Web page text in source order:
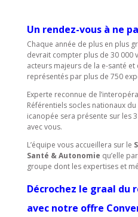
Un rendez-vous à ne
Chaque année de plus en plus
devrait compter plus de 30 000
acteurs majeurs de la e-santé
représentés par plus de 750
Experte reconnue de
Référentiels socles nationaux
icanopée sera présente sur les
avec vous.
L’équipe vous accueillera sur le
Santé & Autonomie qu’elle
groupe dont les expertises et
Décrochez le graal du
avec notre offre